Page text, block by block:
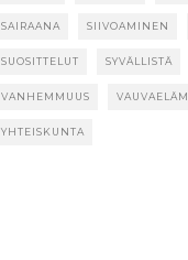
SAIRAANA SIIVOAMINEN
SUOSITTELUT SYVÄLLISTÄ
VANHEMMUUS
YHTEISKUNTA